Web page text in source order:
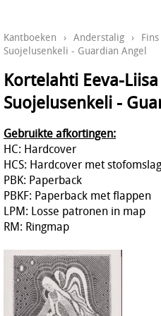
Kantboeken › Anderstalig › Fins
Suojelusenkeli - Guardian Angel
Kortelahti Eeva-
Suojelusenkeli -
Gebruikte afkortingen:
HC: Hardcover
HCS: Hardcover met stofomslag
PBK: Paperback
PBKF: Paperback met flappen
LPM: Losse patronen in map
RM: Ringmap